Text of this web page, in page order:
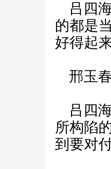
吕四海
的都是
好得起
邢玉春
吕四海
所构陷
到要对